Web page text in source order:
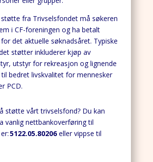
fra Trivselsfondet må søkeren
i CF-foreningen og ha betalt
det aktuelle søknadsåret. Typiske
støtter inkluderer kjøp av
utstyr for rekreasjon og lignende
bedret livskvalitet for mennesker
PCD.
støtte vårt trivselsfond? Du kan
vanlig nettbankoverføring til
5122.05.80206eller vippse til